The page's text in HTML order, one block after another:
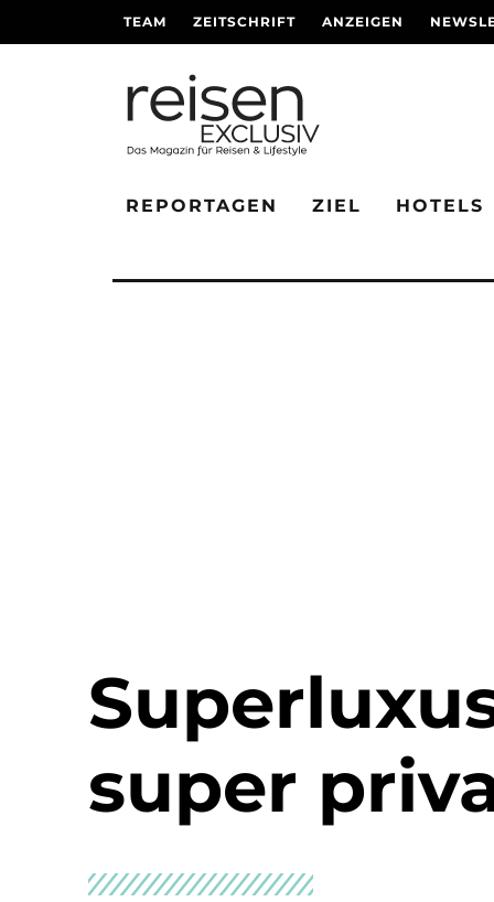
TEAM ZEITSCHRIFT ANZEIGEN
REPORTAGEN ZIEL HOTELS
super